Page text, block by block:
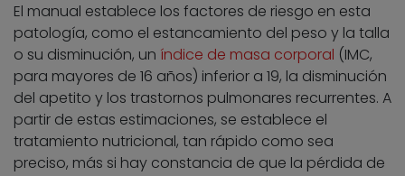
El manual establece los factores de riesgo en esta
patología, como el estancamiento del peso y la talla
o su disminución, un índice de masa corporal (IMC,
para mayores de 16 años) inferior a 19, la disminución
del apetito y los trastornos pulmonares recurrentes. A
partir de estas estimaciones, se establece el
tratamiento nutricional, tan rápido como sea
preciso, más si hay constancia de que la pérdida de